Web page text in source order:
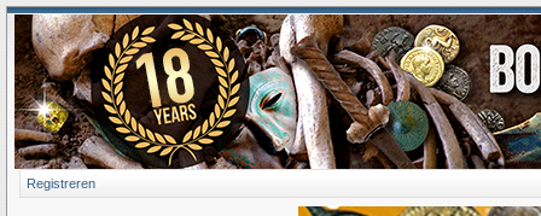
Registreren